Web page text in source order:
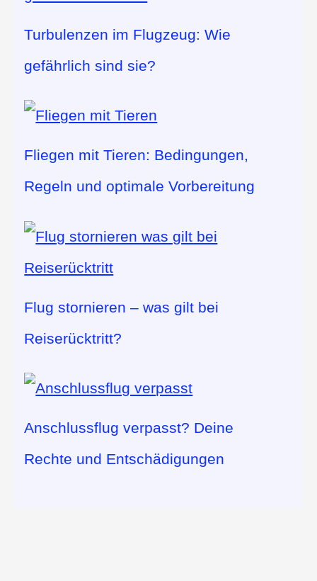
Turbulenzen im Flugzeug: Wie
gefährlich sind sie?
Fliegen mit Tieren: Bedingungen,
Regeln und optimale Vorbereitung
Flug stornieren – was gilt bei
Reiserücktritt?
Anschlussflug verpasst? Deine
Rechte und Entschädigungen